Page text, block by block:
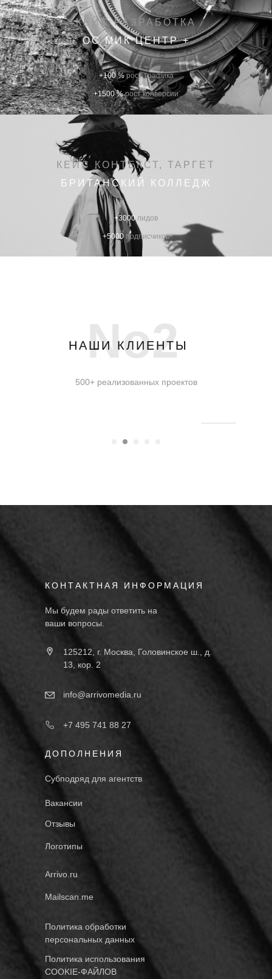
КЕЙС РАЗРАБОТКА
ОС МИК ЦЕНТР +
+100 %рост трафика
+1500 %рост конверсии
КЕЙС КОНТЕКСТ, ТАРГЕТ
БРИТАНСКИЙ КОЛЛЕДЖ
+3000 лидов
+5000подписчиков
No2
НАШИ КЛИЕНТЫ
500+ реализованных проектов
КОНТАКТНАЯ ИНФОРМАЦИЯ
Мы будем рады ответить на
ваши вопросы.
125212, г. Москва, Головинское ш., д.
13, кор. 2
info@arrivomedia.ru
+7 495 741 88 27
ДОПОЛНЕНИЯ
Субподряд для агентств
Вакансии
Логотипы
Отзывы
Arrivo.ru
Mailscan.me
Политика обработки
персональных данных
Политика использования
COOKIE-ФАЙЛОВ